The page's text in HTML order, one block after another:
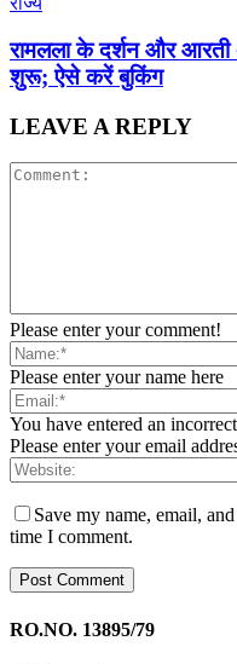
रामलला के दर्शन और
शुरू; ऐसे करें बुकिंग
LEAVE A REPLY
Please enter your comment!
Please enter your name here
You have entered an
Please enter your email
Save my name, email,
time I comment.
RO.NO. 13895/79